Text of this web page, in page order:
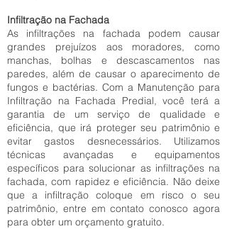
Infiltração na Fachada
As infiltrações na fachada podem causar
grandes prejuízos aos moradores, como
manchas, bolhas e descascamentos nas
paredes, além de causar o aparecimento de
fungos e bactérias. Com a Manutenção para
Infiltração na Fachada Predial, você terá a
garantia de um serviço de qualidade e
eficiência, que irá proteger seu patrimônio e
evitar gastos desnecessários. Utilizamos
técnicas avançadas e equipamentos
específicos para solucionar as infiltrações na
fachada, com rapidez e eficiência. Não deixe
que a infiltração coloque em risco o seu
patrimônio, entre em contato conosco agora
para obter um orçamento gratuito.